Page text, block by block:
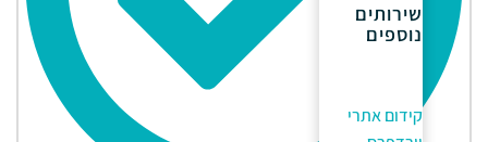
שירותים
נוספים
קידום אתרי